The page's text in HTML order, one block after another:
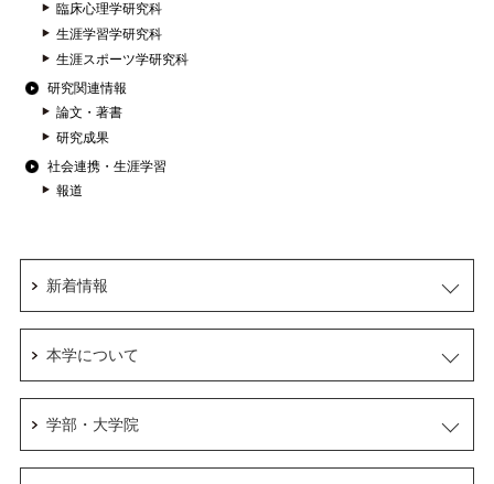
臨床心理学研究科
生涯学習学研究科
生涯スポーツ学研究科
研究関連情報
論文・著書
研究成果
社会連携・生涯学習
報道
新着情報
本学について
学部・大学院